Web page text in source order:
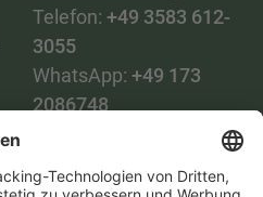
Telefon: +49 3583 612-
3055
WhatsApp: +49 173
2086748